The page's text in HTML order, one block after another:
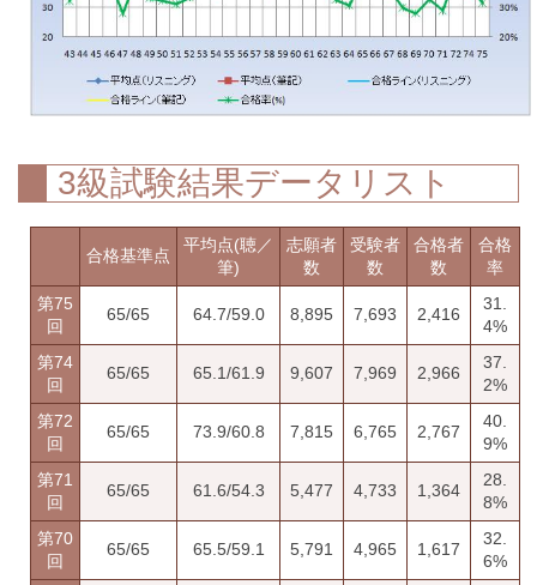
3級試験結果データリスト
合格基準点
平均点(聴／
筆)
志願者
数
受験者
数
合格者
数
合格
率
第75
回
65/65 64.7/59.0 8,895 7,693 2,416
31.
4%
第74
回
65/65 65.1/61.9 9,607 7,969 2,966
37.
2%
第72
回
65/65 73.9/60.8 7,815 6,765 2,767
40.
9%
第71
回
65/65 61.6/54.3 5,477 4,733 1,364
28.
8%
第70
回
65/65 65.5/59.1 5,791 4,965 1,617
32.
6%